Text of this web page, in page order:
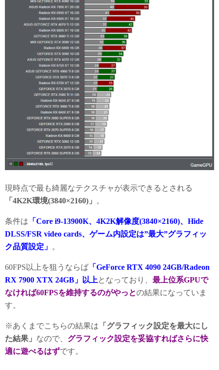
現時点で最も綺麗なテクスチャが表示できるとされる
「4K2K環境(3840×2160)」
。
条件は 「Core i9-13900K、4K2K解像度(3840×2160)、Hide
DLSS/FSR video cards、ゲーム内設定は”最大”グラフィッ
ク品質設定」 。
60FPS以上を狙うならば 「GeForce RTX 4090 24GB/Radeon
RX 7900 XTX 24GB」以上となっており、 最上位系GPUで
なければ60FPSを維持するのがやっとの結果になっていま
す。
※あくまでこちらの結果は 「グラフィック設定を最大にし
た結果」 なので、 グラフィック設定を妥協すればさらに快
適に遊べるはずです。